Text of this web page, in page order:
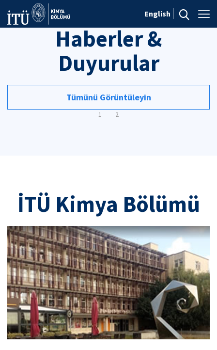
English
Haberler &
Duyurular
Tümünü Görüntüleyin
1 2
İTÜ Kimya Bölümü